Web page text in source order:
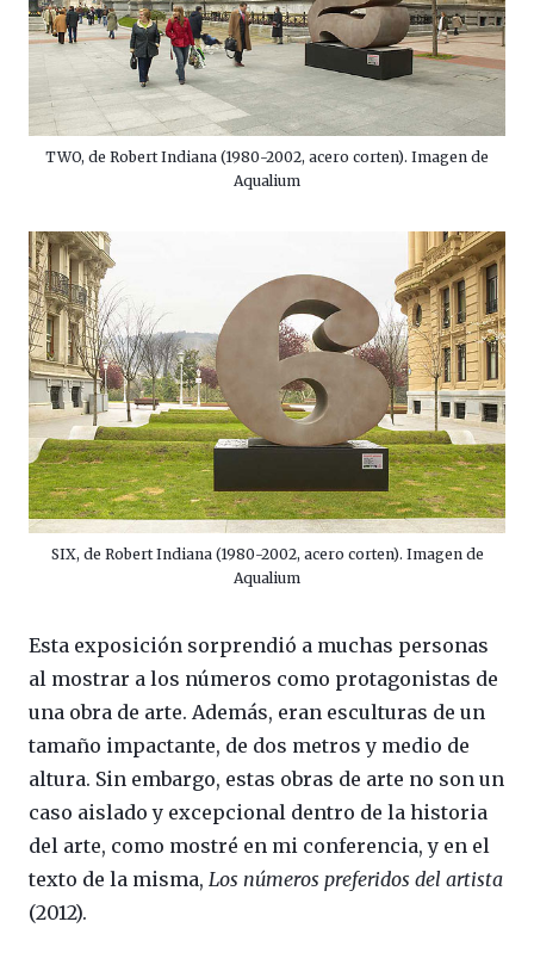
TWO, de Robert Indiana (1980-2002, acero corten). Imagen de
Aqualium
SIX, de Robert Indiana (1980-2002, acero corten). Imagen de
Aqualium
Esta exposición sorprendió a muchas personas
al mostrar a los números como protagonistas de
una obra de arte. Además, eran esculturas de un
tamaño impactante, de dos metros y medio de
altura. Sin embargo, estas obras de arte no son un
caso aislado y excepcional dentro de la historia
del arte, como mostré en mi conferencia, y en el
texto de la misma, Los números preferidos del artista
(2012).